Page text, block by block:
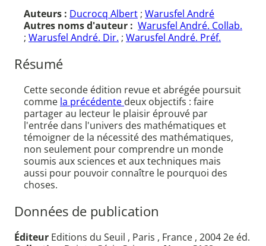
Auteurs : Ducrocq Albert ; Warusfel André
Autres noms d'auteur : Warusfel André. Collab.
; Warusfel André. Dir. ; Warusfel André. Préf.
Résumé
Cette seconde édition revue et abrégée poursuit
comme la précédente deux objectifs : faire
partager au lecteur le plaisir éprouvé par
l'entrée dans l'univers des mathématiques et
témoigner de la nécessité des mathématiques,
non seulement pour comprendre un monde
soumis aux sciences et aux techniques mais
aussi pour pouvoir connaître le pourquoi des
choses.
Données de publication
Éditeur Editions du Seuil , Paris , France , 2004 2e éd.